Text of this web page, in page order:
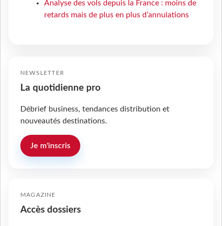
Analyse des vols depuis la France : moins de
retards mais de plus en plus d’annulations
NEWSLETTER
La quotidienne pro
Débrief business, tendances distribution et
nouveautés destinations.
Je m'inscris
MAGAZINE
Accès dossiers